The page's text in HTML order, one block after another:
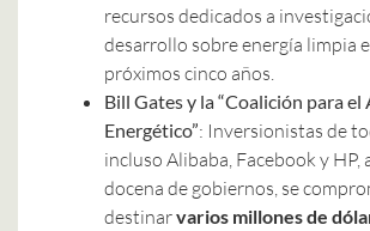
recursos dedicados a
desarrollo sobre energía limpia
próximos cinco años.
Bill Gates y la “Coalición para el
Energético”: Inversionistas de
incluso Alibaba, Facebook y HP,
docena de gobiernos, se
destinarvarios millones de